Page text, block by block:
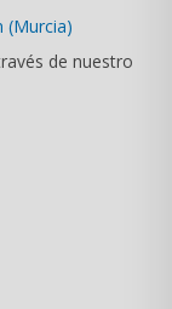
(Murcia)
de nuestro